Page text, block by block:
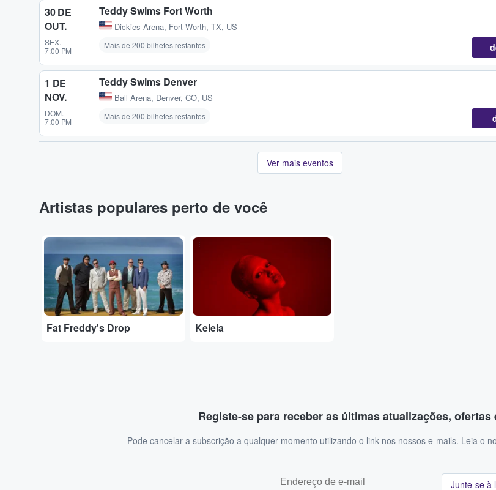
30 DE
OUT.
SEX.
7:00 PM
Teddy Swims Fort Worth
Dickies Arena, Fort Worth, TX, US
Mais de 200 bilhetes restantes
1 DE
NOV.
DOM.
7:00 PM
Teddy Swims Denver
Ball Arena, Denver, CO, US
Mais de 200 bilhetes restantes
Ver mais eventos
Artistas populares perto de você
...
Fat Freddy's Drop
...
Kelela
Registe-se para receber as últimas atualizações,
Pode cancelar a subscrição a qualquer momento utilizando o link nos nossos e-mails. Leia o
Junte-se à